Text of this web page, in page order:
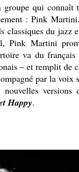
qui connaît
: Pink
classiques du jazz
Pink Martini
va du français
– et remplit de
par la voix
versions
Happy.